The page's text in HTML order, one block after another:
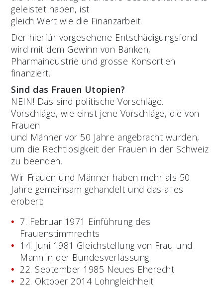
geleistet haben, ist
gleich Wert wie die Finanzarbeit.
Der hierfür vorgesehene Entschädigungsfond
wird mit dem Gewinn von Banken,
Pharmaindustrie und grosse Konsortien
finanziert.
Sind das Frauen Utopien?
NEIN! Das sind politische Vorschläge.
Vorschläge, wie einst jene Vorschläge, die von
Frauen
und Männer vor 50 Jahre angebracht wurden,
um die Rechtlosigkeit der Frauen in der Schweiz
zu beenden.
Wir Frauen und Männer haben mehr als 50
Jahre gemeinsam gehandelt und das alles
erobert:
7. Februar 1971 Einführung des
Frauenstimmrechts
14. Juni 1981 Gleichstellung von Frau und
Mann in der Bundesverfassung
22. September 1985 Neues Eherecht
22. Oktober 2014 Lohngleichheit